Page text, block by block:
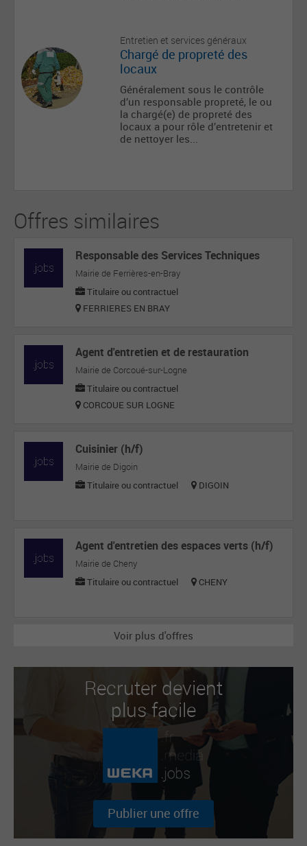
Entretien et services généraux
Chargé de propreté des
locaux
Généralement sous le contrôle
d’un responsable propreté, le ou
la chargé(e) de propreté des
locaux a pour rôle d’entretenir et
de nettoyer les...
Offres similaires
Responsable des Services Techniques
Mairie de Ferrières-en-Bray
Titulaire ou contractuel
FERRIERES EN BRAY
Agent d'entretien et de restauration
Mairie de Corcoué-sur-Logne
Titulaire ou contractuel
CORCOUE SUR LOGNE
Cuisinier (h/f)
Mairie de Digoin
Titulaire ou contractuel
DIGOIN
Agent d'entretien des espaces verts (h/f)
Mairie de Cheny
Titulaire ou contractuel
CHENY
Voir plus d'offres
Recruter devient
plus facile
Publier une offre